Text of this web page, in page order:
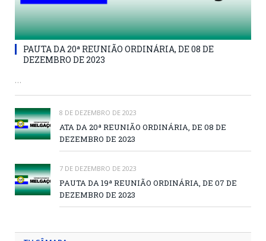
PAUTA DA 20ª REUNIÃO ORDINÁRIA, DE 08 DE
DEZEMBRO DE 2023
…
8 DE DEZEMBRO DE 2023
ATA DA 20ª REUNIÃO ORDINÁRIA, DE 08 DE
DEZEMBRO DE 2023
7 DE DEZEMBRO DE 2023
PAUTA DA 19ª REUNIÃO ORDINÁRIA, DE 07 DE
DEZEMBRO DE 2023